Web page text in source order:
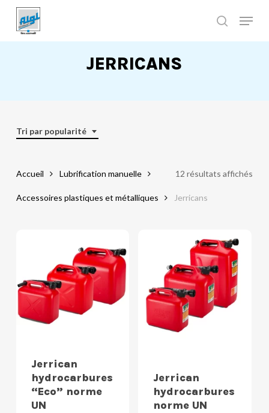
main
JERRICANS
Tri par popularité
12 résultats affichés
Accueil Lubrification manuelle
Accessoires plastiques et métalliques Jerricans
Jerrican
hydrocarbures
“Eco” norme
UN
Jerrican
hydrocarbures
norme UN